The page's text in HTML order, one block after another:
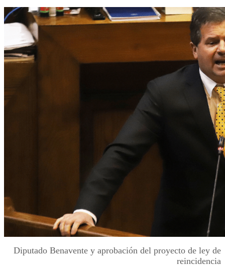
Diputado Benavente y aprobación del proyecto de ley de
reincidencia